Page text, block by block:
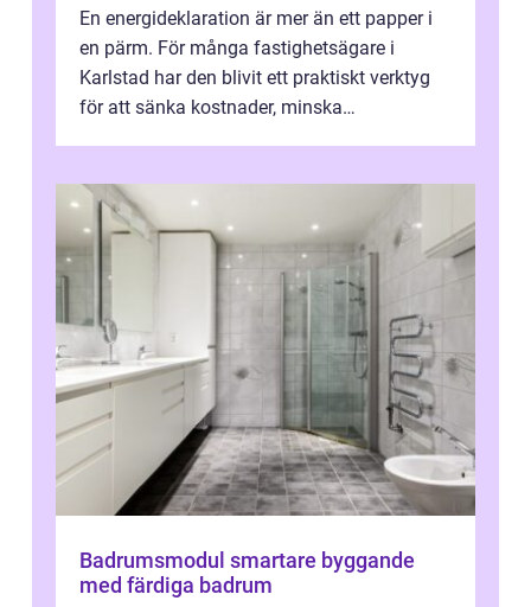
En energideklaration är mer än ett papper i
en pärm. För många fastighetsägare i
Karlstad har den blivit ett praktiskt verktyg
för att sänka kostnader, minska
Badrumsmodul smartare byggande
med färdiga badrum